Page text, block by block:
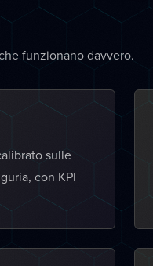
funzionano davvero.
sulle
con KPI